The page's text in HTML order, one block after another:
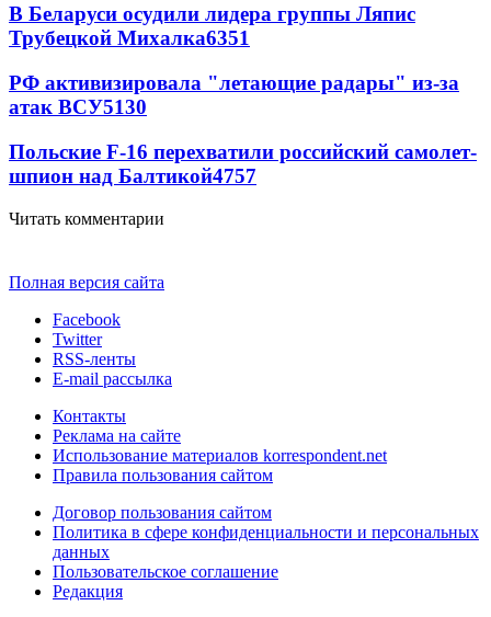
В Беларуси осудили лидера группы Ляпис
Трубецкой Михалка6351
РФ активизировала "летающие радары" из-за
атак ВСУ5130
Польские F-16 перехватили российский самолет-
шпион над Балтикой4757
Читать комментарии
Полная версия сайта
Facebook
Twitter
RSS-ленты
E-mail рассылка
Контакты
Реклама на сайте
Использование материалов korrespondent.net
Правила пользования сайтом
Договор пользования сайтом
Политика в сфере конфиденциальности и персональных
данных
Пользовательское соглашение
Редакция